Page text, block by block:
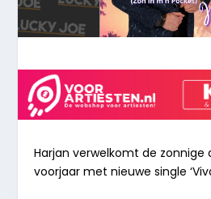
Harjan verwelkomt de zonnige
voorjaar met nieuwe single